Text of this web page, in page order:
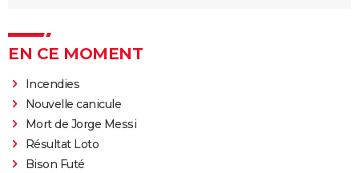
EN CE MOMENT
Incendies
Nouvelle canicule
Mort de Jorge Messi
Résultat Loto
Bison Futé